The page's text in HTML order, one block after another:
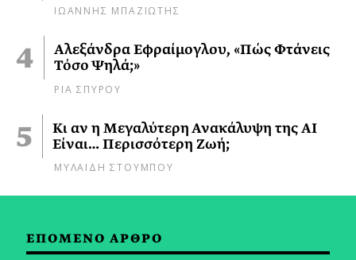
ΙΩΑΝΝΗΣ ΜΠΑΖΙΩΤΗΣ
Αλεξάνδρα Εφραίμογλου, «Πώς Φτάνεις
Τόσο Ψηλά;»
ΡΙΑ ΣΠΥΡΟΥ
Κι αν η Μεγαλύτερη Ανακάλυψη της AI
Είναι… Περισσότερη Ζωή;
ΜΥΛΑΙΔΗ ΣΤΟΥΜΠΟΥ
ΕΠΟΜΕΝΟ ΑΡΘΡΟ